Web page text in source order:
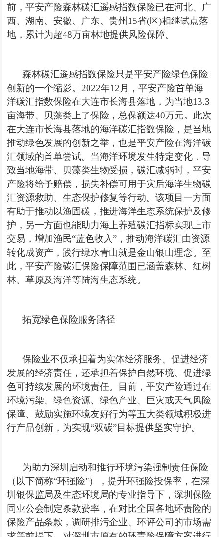
前，平安产险森林碳汇遥感指数保险已在河北、广
西、湖南、安徽、广东、贵州15省(区)相继试点落
地，累计为超48万亩林地提供风险保障。
森林碳汇遥感指数保险只是平安产险绿色保险
创新的一个缩影。 2022年12月，平安产险首单海
洋碳汇指数保险在大连市长海县落地，为当地13.3
亩海带、贝藻类上了保险，总保额达40万元。此次
在大连市长海县落地的海洋碳汇指数保险，是当地
推动绿色发展的创新之举，也是平安产险在海洋碳
汇领域的首单尝试。当海洋环境发生特定变化，导
致当地海带、贝藻类生物受损，碳汇减弱时，平安
产险将给予赔偿，损失补偿可用于灾后海洋生物碳
汇资源救助、生态保护修复等行动。该项目一方面
有助于推动以渔固碳 ，推进海洋生态系统保护及修
护，另一方面也能助力海 上养殖碳汇指标实现上市
交易，增加渔民“蓝色收入”，推动海洋碳汇由资源
转化成资产， 践行绿水青山就是金山银山理念。至
此，平安产险碳汇保险保障范围已涵盖森林、红树
林、草原及海洋等陆海生态系统。
拓宽绿色保险服务路径
保险业不仅承担着为实体经济服务、促进经济
发展的经济责任，还承担着保护自然环境、促进绿
色可持续发展的环境责任。目前，平安产险通过在
环境污染、绿色资源、绿色产业、巨灾或天气风险
保障、鼓励实施环境友好行为等五大类领域积极进
行产品创新，为实现“双碳”目标提供坚实守护。
为助力深圳启动和推行环境污染强制责任保险
（以下简称“环强险”），提升环强险投保率，在深
圳银保监局及生态环境局的专业指导下，深圳保险
同业公会制定条款费率，在对比全国各地环责险的
保险产品条款，调研排污企业、环评公司的市场需